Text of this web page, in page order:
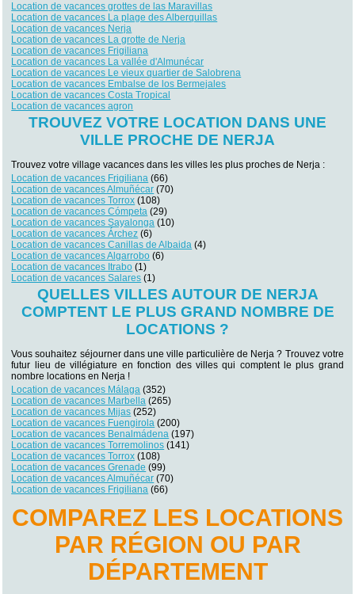
Location de vacances grottes de las Maravillas
Location de vacances La plage des Alberquillas
Location de vacances Nerja
Location de vacances La grotte de Nerja
Location de vacances Frigiliana
Location de vacances La vallée d'Almunécar
Location de vacances Le vieux quartier de Salobrena
Location de vacances Embalse de los Bermejales
Location de vacances Costa Tropical
Location de vacances agron
TROUVEZ VOTRE LOCATION DANS UNE
VILLE PROCHE DE NERJA
Trouvez votre village vacances dans les villes les plus proches de Nerja :
Location de vacances Frigiliana (66)
Location de vacances Almuñécar (70)
Location de vacances Torrox (108)
Location de vacances Cómpeta (29)
Location de vacances Sayalonga (10)
Location de vacances Árchez (6)
Location de vacances Canillas de Albaida (4)
Location de vacances Algarrobo (6)
Location de vacances Itrabo (1)
Location de vacances Salares (1)
QUELLES VILLES AUTOUR DE NERJA
COMPTENT LE PLUS GRAND NOMBRE DE
LOCATIONS ?
Vous souhaitez séjourner dans une ville particulière de Nerja ? Trouvez votre
futur lieu de villégiature en fonction des villes qui comptent le plus grand
nombre locations en Nerja !
Location de vacances Málaga (352)
Location de vacances Marbella (265)
Location de vacances Mijas (252)
Location de vacances Fuengirola (200)
Location de vacances Benalmádena (197)
Location de vacances Torremolinos (141)
Location de vacances Torrox (108)
Location de vacances Grenade (99)
Location de vacances Almuñécar (70)
Location de vacances Frigiliana (66)
COMPAREZ LES LOCATIONS
PAR RÉGION OU PAR
DÉPARTEMENT